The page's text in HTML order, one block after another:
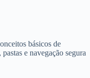
básicos de
e navegação segura